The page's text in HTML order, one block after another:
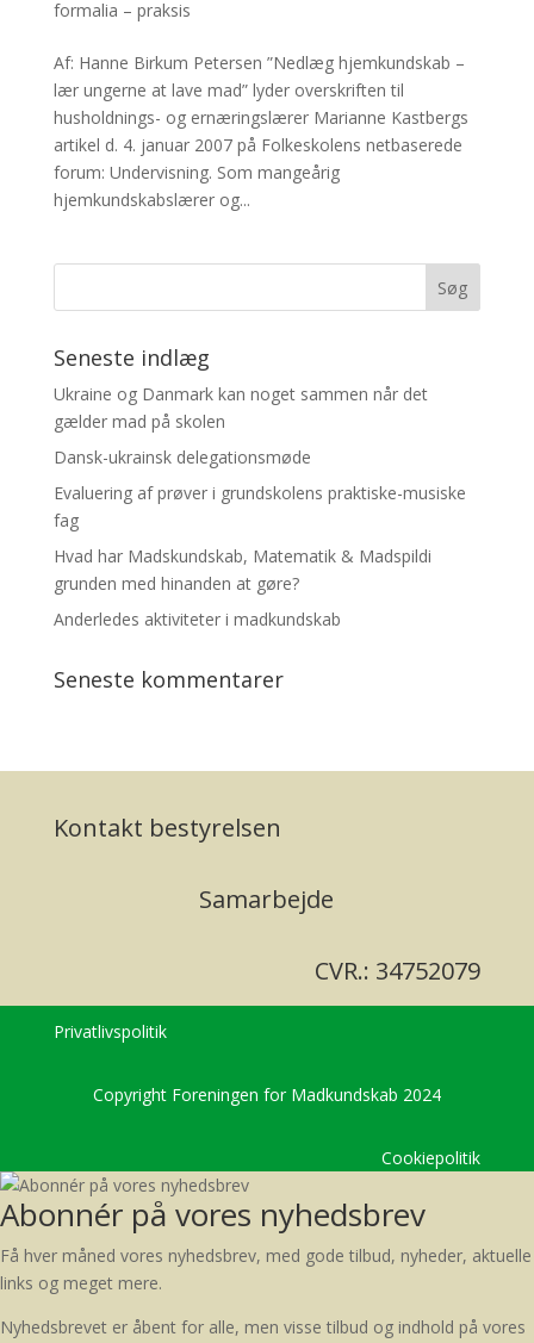
formalia – praksis
Af: Hanne Birkum Petersen ”Nedlæg hjemkundskab –
lær ungerne at lave mad” lyder overskriften til
husholdnings- og ernæringslærer Marianne Kastbergs
artikel d. 4. januar 2007 på Folkeskolens netbaserede
forum: Undervisning. Som mangeårig
hjemkundskabslærer og...
Seneste indlæg
Ukraine og Danmark kan noget sammen når det
gælder mad på skolen
Dansk-ukrainsk delegationsmøde
Evaluering af prøver i grundskolens praktiske-musiske
fag
Hvad har Madskundskab, Matematik & Madspildi
grunden med hinanden at gøre?
Anderledes aktiviteter i madkundskab
Seneste kommentarer
Kontakt bestyrelsen
Samarbejde
CVR.: 34752079
Privatlivspolitik
Copyright Foreningen for Madkundskab 2024
Cookiepolitik
Abonnér på vores nyhedsbrev
Få hver måned vores nyhedsbrev, med gode tilbud, nyheder, aktuelle
links og meget mere.
Nyhedsbrevet er åbent for alle, men visse tilbud og indhold på vores